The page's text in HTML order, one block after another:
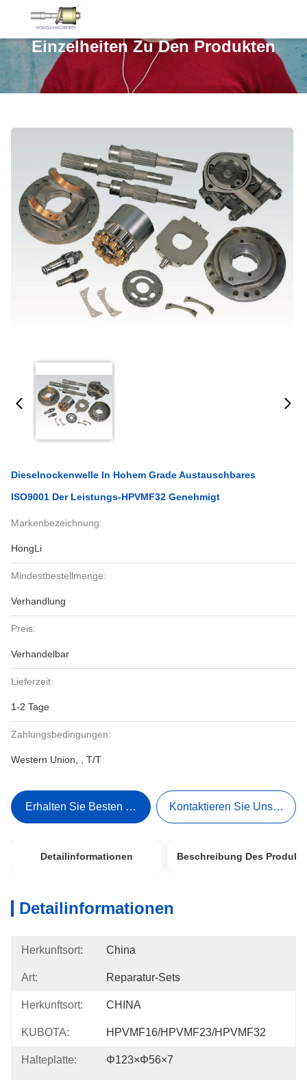
Einzelheiten Zu Den Produkten
Dieselnockenwelle In Hohem Grade Austauschbares
ISO9001 Der Leistungs-HPVMF32 Genehmigt
Markenbezeichnung:
HongLi
Mindestbestellmenge:
Verhandlung
Preis:
Verhandelbar
Lieferzeit:
1-2 Tage
Zahlungsbedingungen:
Western Union, , T/T
Erhalten Sie Besten Preis Kontaktieren Sie Uns Jetzt
Detailinformationen Beschreibung Des
Detailinformationen
Herkunftsort: China
Art: Reparatur-Sets
Herkunftsort: CHINA
KUBOTA: HPVMF16/HPVMF23/HPVMF32
Halteplatte: Φ123×φ56×7